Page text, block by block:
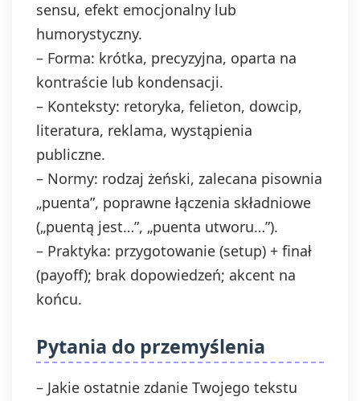
sensu, efekt emocjonalny lub
humorystyczny.
– Forma: krótka, precyzyjna, oparta na
kontraście lub kondensacji.
– Konteksty: retoryka, felieton, dowcip,
literatura, reklama, wystąpienia
publiczne.
– Normy: rodzaj żeński, zalecana pisownia
„puenta”, poprawne łączenia składniowe
(„puentą jest…”, „puenta utworu…”).
– Praktyka: przygotowanie (setup) + finał
(payoff); brak dopowiedzeń; akcent na
końcu.
Pytania do przemyślenia
– Jakie ostatnie zdanie Twojego tekstu